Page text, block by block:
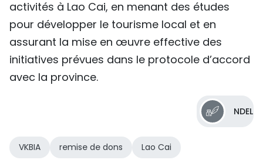
activités à Lao Cai, en menant des études
pour développer le tourisme local et en
assurant la mise en œuvre effective des
initiatives prévues dans le protocole d’accord
avec la province.
NDEL
VKBIA remise de dons Lao Cai